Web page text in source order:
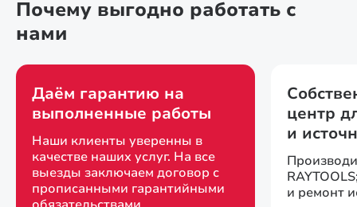
Почему выгодно работать с
нами
Даём гарантию на
выполненные работы
Наши клиенты уверенны в
качестве наших услуг. На все
выезды заключаем договор с
прописанными гарантийными
центр
и
и ремонт